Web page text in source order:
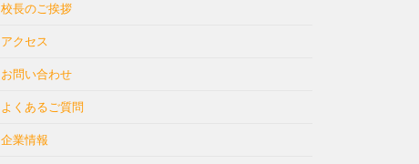
校長のご挨拶
アクセス
お問い合わせ
よくあるご質問
企業情報